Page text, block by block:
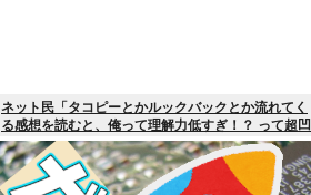
ネット民「タコピーとかルックバックとか流れてく
る感想を読むと、俺って理解力低すぎ！？ って超凹
む。つらい」